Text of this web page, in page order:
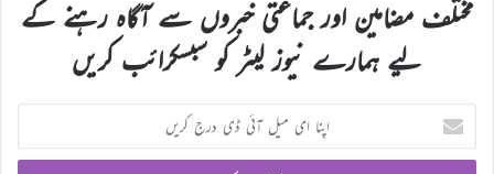
مختلف مضامین اور جماعتی خبروں سے آگاہ رہنے کے
لیے ہمارے نیوز لیٹر کو سبسکرائب کریں
اپنا
ای
میل